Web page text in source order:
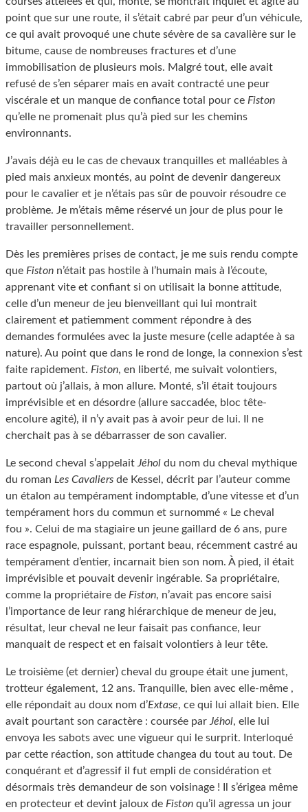
point que sur une route, il s’était cabré par peur d’un véhicule,
ce qui avait provoqué une chute sévère de sa cavalière sur le
bitume, cause de nombreuses fractures et d’une
immobilisation de plusieurs mois. Malgré tout, elle avait
refusé de s’en séparer mais en avait contracté une peur
viscérale et un manque de confiance total pour ce Fiston
qu’elle ne promenait plus qu’à pied sur les chemins
environnants.
J’avais déjà eu le cas de chevaux tranquilles et malléables à
pied mais anxieux montés, au point de devenir dangereux
pour le cavalier et je n’étais pas sûr de pouvoir résoudre ce
problème. Je m’étais même réservé un jour de plus pour le
travailler personnellement.
Dès les premières prises de contact, je me suis rendu compte
que Fiston n’était pas hostile à l’humain mais à l’écoute,
apprenant vite et confiant si on utilisait la bonne attitude,
celle d’un meneur de jeu bienveillant qui lui montrait
clairement et patiemment comment répondre à des
demandes formulées avec la juste mesure (celle adaptée à sa
nature). Au point que dans le rond de longe, la connexion s’est
faite rapidement. Fiston, en liberté, me suivait volontiers,
partout où j’allais, à mon allure. Monté, s’il était toujours
imprévisible et en désordre (allure saccadée, bloc tête-
encolure agité), il n’y avait pas à avoir peur de lui. Il ne
cherchait pas à se débarrasser de son cavalier.
Le second cheval s’appelait Jéhol du nom du cheval mythique
du roman Les Cavaliers de Kessel, décrit par l’auteur comme
un étalon au tempérament indomptable, d’une vitesse et d’un
tempérament hors du commun et surnommé « Le cheval
fou ». Celui de ma stagiaire un jeune gaillard de 6 ans, pure
race espagnole, puissant, portant beau, récemment castré au
tempérament d’entier, incarnait bien son nom. À pied, il était
imprévisible et pouvait devenir ingérable. Sa propriétaire,
comme la propriétaire de Fiston, n’avait pas encore saisi
l’importance de leur rang hiérarchique de meneur de jeu,
résultat, leur cheval ne leur faisait pas confiance, leur
manquait de respect et en faisait volontiers à leur tête.
Le troisième (et dernier) cheval du groupe était une jument,
trotteur également, 12 ans. Tranquille, bien avec elle-même ,
elle répondait au doux nom d’Extase, ce qui lui allait bien. Elle
avait pourtant son caractère : coursée par Jéhol, elle lui
envoya les sabots avec une vigueur qui le surprit. Interloqué
par cette réaction, son attitude changea du tout au tout. De
conquérant et d’agressif il fut empli de considération et
désormais très demandeur de son voisinage ! Il s’érigea même
en protecteur et devint jaloux de Fiston qu’il agressa un jour